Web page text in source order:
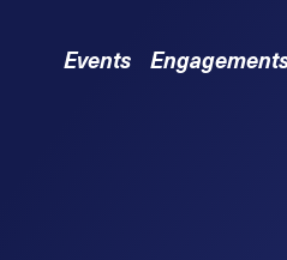
Events